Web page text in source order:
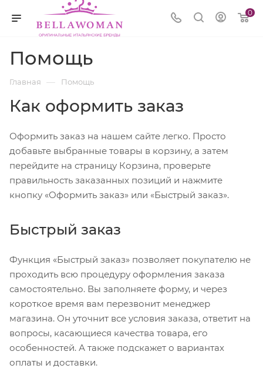
0
Помощь
Главная — Помощь
Как оформить заказ
Оформить заказ на нашем сайте легко. Просто
добавьте выбранные товары в корзину, а затем
перейдите на страницу Корзина, проверьте
правильность заказанных позиций и нажмите
кнопку «Оформить заказ» или «Быстрый заказ».
Быстрый заказ
Функция «Быстрый заказ» позволяет покупателю не
проходить всю процедуру оформления заказа
самостоятельно. Вы заполняете форму, и через
короткое время вам перезвонит менеджер
магазина. Он уточнит все условия заказа, ответит на
вопросы, касающиеся качества товара, его
особенностей. А также подскажет о вариантах
оплаты и доставки.